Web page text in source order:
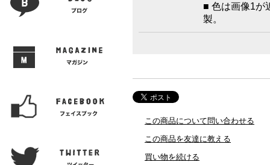
■ 色は画像1が
製。
この商品について問い合わせる
この商品を友達に教える
買い物を続ける